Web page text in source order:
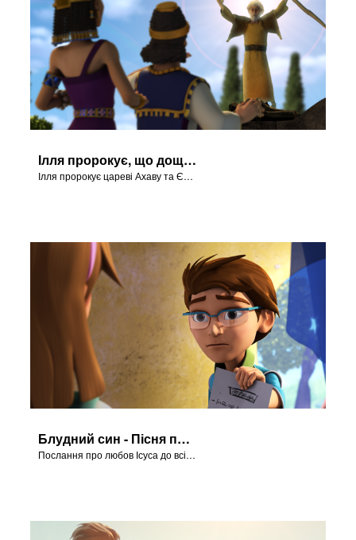
Ілля пророкує, що дощу не буде
Ілля пророкує цареві Ахаву та Єзавель посуху.
Блудний син - Пісня про спасіння
Послання про любов Ісуса до всіх нас у серії "Блудний син".